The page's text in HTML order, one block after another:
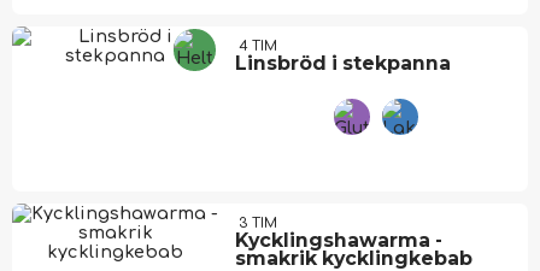
4 TIM
Linsbröd i stekpanna
3 TIM
Kycklingshawarma -
smakrik kycklingkebab